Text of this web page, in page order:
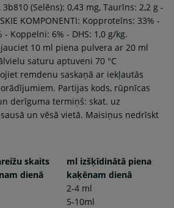
(Selēns): 0,43 mg, Taurīns: 2,2 g -
KOMPONENTI: Kopproteīns: 33% -
Koppelni: 6% - DHS: 1,0 g/kg.
10 ml piena pulvera ar 20 ml
saturu aptuveni 70 °C
remdenu saskaņā ar iekļautās
Partijas kods, rūpnīcas
derīguma termiņš: skat. uz
un vēsā vietā. Maisiņus nedrīskt
skaits
dienā
ml izšķīdinātā piena
kaķēnam dienā
2-4 ml
5-10ml